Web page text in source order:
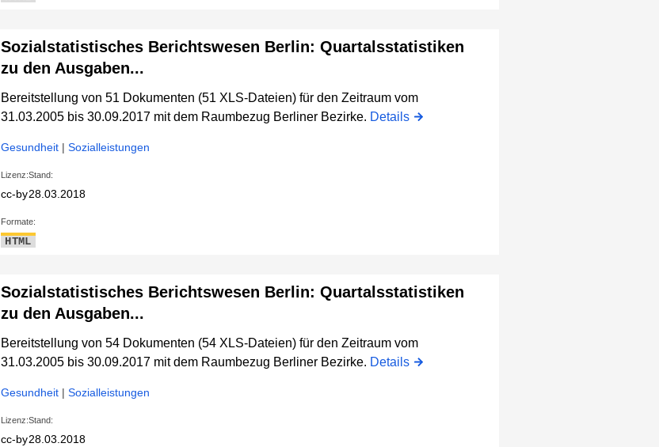
Sozialstatistisches Berichtswesen Berlin: Quartalsstatistiken
zu den Ausgaben...
Bereitstellung von 51 Dokumenten (51 XLS-Dateien) für den Zeitraum vom
31.03.2005 bis 30.09.2017 mit dem Raumbezug Berliner Bezirke. Details
Gesundheit |Sozialleistungen
Lizenz:
cc-by
Stand:
28.03.2018
Formate:
HTML
Sozialstatistisches Berichtswesen Berlin: Quartalsstatistiken
zu den Ausgaben...
Bereitstellung von 54 Dokumenten (54 XLS-Dateien) für den Zeitraum vom
31.03.2005 bis 30.09.2017 mit dem Raumbezug Berliner Bezirke. Details
Gesundheit |Sozialleistungen
Lizenz:
cc-by
Stand:
28.03.2018